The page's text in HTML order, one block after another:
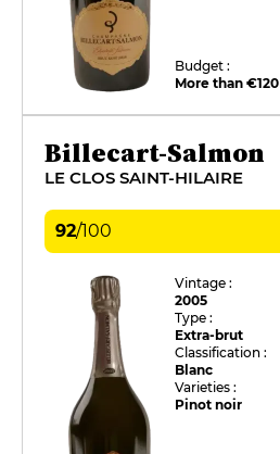
Budget :
More than €120
Billecart-Salmon
LE CLOS SAINT-HILAIRE
92/100
Vintage :
2005
Type :
Extra-brut
Classification :
Blanc
Varieties :
Pinot noir